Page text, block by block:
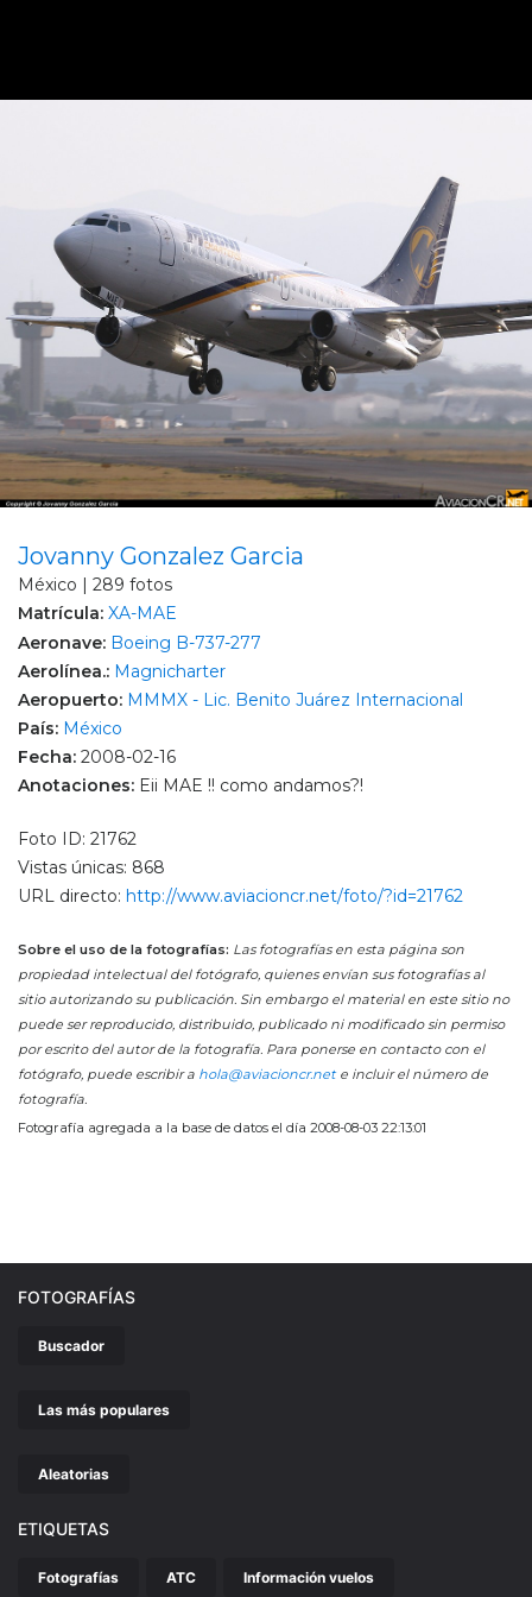
Jovanny Gonzalez Garcia
México | 289 fotos
Matrícula: XA-MAE
Aeronave: Boeing B-737-277
Aerolínea.: Magnicharter
Aeropuerto: MMMX - Lic. Benito Juárez Internacional
País: México
Fecha: 2008-02-16
Anotaciones: Eii MAE !! como andamos?!
Foto ID: 21762
Vistas únicas: 868
URL directo: http://www.aviacioncr.net/foto/?id=21762
Sobre el uso de la fotografías: Las fotografías en esta página son
propiedad intelectual del fotógrafo, quienes envían sus fotografías al
sitio autorizando su publicación. Sin embargo el material en este sitio no
puede ser reproducido, distribuido, publicado ni modificado sin permiso
por escrito del autor de la fotografía. Para ponerse en contacto con el
fotógrafo, puede escribir a hola@aviacioncr.nete incluir el número de
fotografía.
Fotografía agregada a la base de datos el día 2008-08-03 22:13:01
FOTOGRAFÍAS
Buscador
Las más populares
Aleatorias
ETIQUETAS
Fotografías ATC Información vuelos